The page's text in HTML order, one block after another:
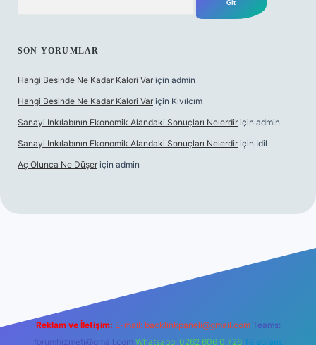
SON YORUMLAR
Hangi Besinde Ne Kadar Kalori Var için admin
Hangi Besinde Ne Kadar Kalori Var için Kıvılcım
Sanayi Inkılabının Ekonomik Alandaki Sonuçları Nelerdir için admin
Sanayi Inkılabının Ekonomik Alandaki Sonuçları Nelerdir için İdil
Aç Olunca Ne Düşer için admin
Reklam ve İletişim: E-mail: backlinkpaneli@gmail.com Teams:
forumhizmeti@gmail.com Whatsapp: 0262 606 0 726 Telegram: